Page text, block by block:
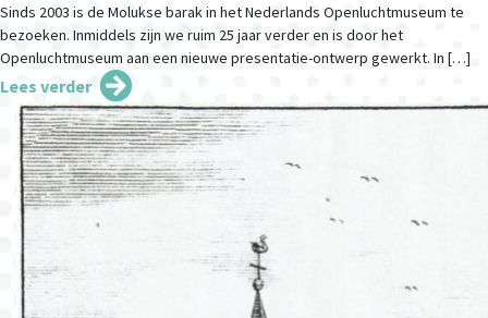
Sinds 2003 is de Molukse barak in het Nederlands Openluchtmuseum te
bezoeken. Inmiddels zijn we ruim 25 jaar verder en is door het
Openluchtmuseum aan een nieuwe presentatie-ontwerp gewerkt. In […]
Lees verder